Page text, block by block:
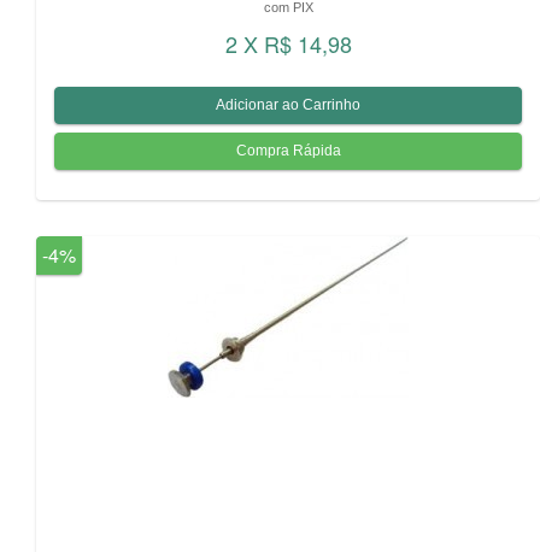
com PIX
2 X R$ 14,98
-4%